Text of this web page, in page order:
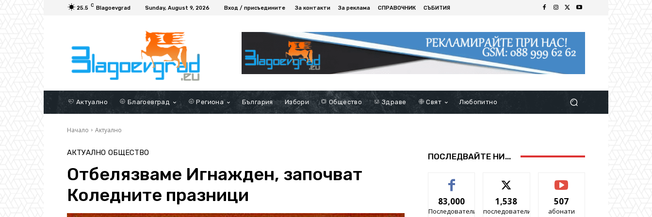
25.5 C Blagoevgrad Sunday, August 9, 2026 Вход / присъедините За контакти За реклама СПРАВОЧНИК СЪБИТИЯ
Актуално Благоевград Региона България Избори Общество Здраве Свят Любопитно
Начало Актуално
АКТУАЛНО ОБЩЕСТВО
Отбелязваме Игнажден, започват
Коледните празници
ПОСЛЕДВАЙТЕ НИ...
83,000
Последователи
1,538
последователи
507
абонати